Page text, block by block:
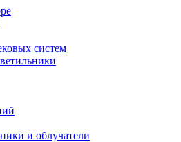
систем
и облучатели